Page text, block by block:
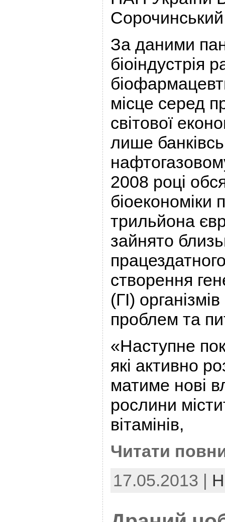
За даними
біоіндустрія
місце серед
світової
лише
2008 році
трильйона
зайнято
створення
(ГІ)
проблем та
«Наступне
які активно
матиме нові
рослини
вітамінів,
Читати
17.05.2013 |